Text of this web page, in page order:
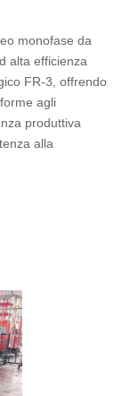
monofase da
alta efficienza
FR-3, offrendo
agli
produttiva
alla